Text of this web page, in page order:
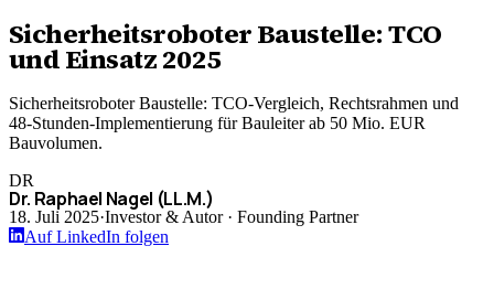
Sicherheitsroboter Baustelle: TCO
und Einsatz 2025
Sicherheitsroboter Baustelle: TCO-Vergleich, Rechtsrahmen und
48-Stunden-Implementierung für Bauleiter ab 50 Mio. EUR
Bauvolumen.
DR
Dr. Raphael Nagel (LL.M.)
18. Juli 2025·Investor & Autor · Founding Partner
Auf LinkedIn folgen